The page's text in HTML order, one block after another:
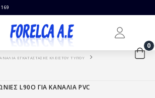
0
ΕΓΚΑΤΑΣΤΑΣΗΣ ΚΛΕΙΣΤΟΥ ΤΥΠΟΥ
L90O ΓΙΑ ΚΑΝΑΛΙΑ PVC